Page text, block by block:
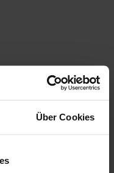
Über Cookies